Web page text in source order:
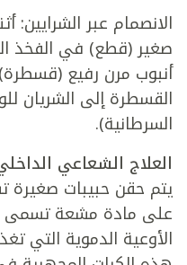
الانصمام عبر الشرايين:
صغير (قطع) في الفخذ
أنبوب مرن رفيع
القسطرة إلى الشريان
السرطانية).
العلاج الشعاعي
يتم حقن حبيبات
الأوعية الدموية التي